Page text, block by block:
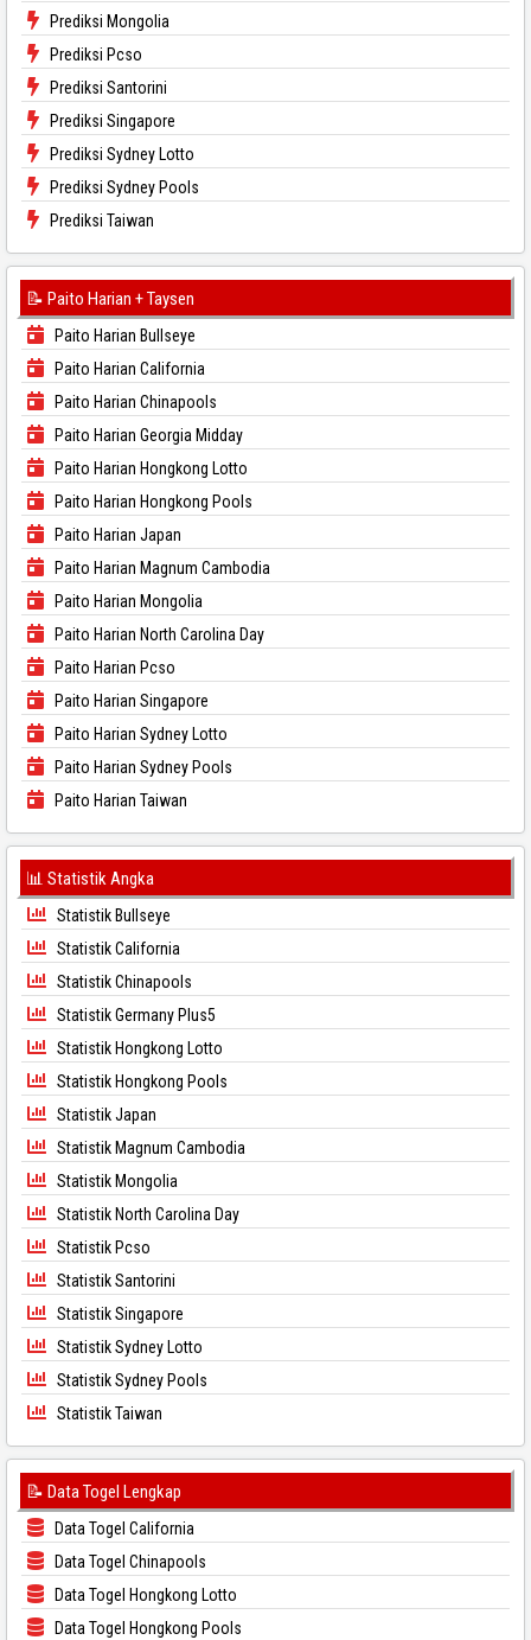
Prediksi Mongolia
Prediksi Pcso
Prediksi Santorini
Prediksi Singapore
Prediksi Sydney Lotto
Prediksi Sydney Pools
Prediksi Taiwan
📝 Paito Harian + Taysen
Paito Harian Bullseye
Paito Harian California
Paito Harian Chinapools
Paito Harian Georgia Midday
Paito Harian Hongkong Lotto
Paito Harian Hongkong Pools
Paito Harian Japan
Paito Harian Magnum Cambodia
Paito Harian Mongolia
Paito Harian North Carolina Day
Paito Harian Pcso
Paito Harian Singapore
Paito Harian Sydney Lotto
Paito Harian Sydney Pools
Paito Harian Taiwan
📊 Statistik Angka
Statistik Bullseye
Statistik California
Statistik Chinapools
Statistik Germany Plus5
Statistik Hongkong Lotto
Statistik Hongkong Pools
Statistik Japan
Statistik Magnum Cambodia
Statistik Mongolia
Statistik North Carolina Day
Statistik Pcso
Statistik Santorini
Statistik Singapore
Statistik Sydney Lotto
Statistik Sydney Pools
Statistik Taiwan
📝 Data Togel Lengkap
Data Togel California
Data Togel Chinapools
Data Togel Hongkong Lotto
Data Togel Hongkong Pools